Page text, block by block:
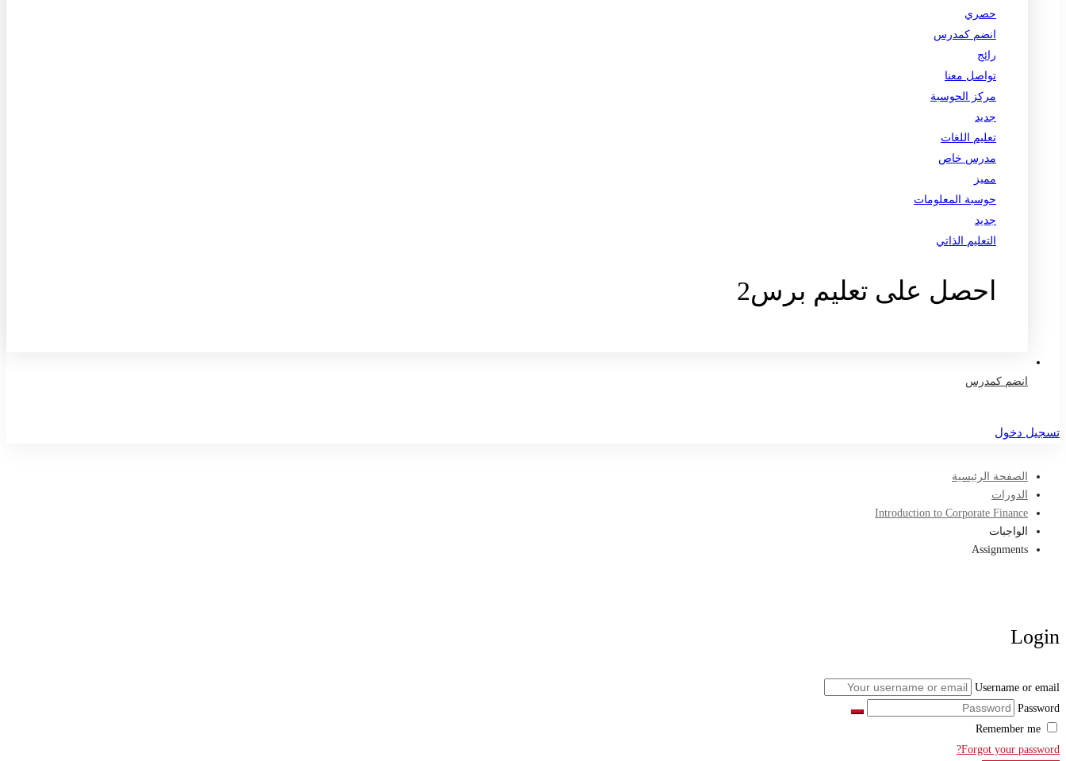
حصري
انضم كمدرس
رائج
تواصل معنا
مركز الحوسبة
جديد
تعليم اللغات
مدرس خاص
مميز
حوسبة المعلومات
جديد
التعليم الذاتي
احصل على تعليم برس2
انضم كمدرس
تسجيل دخول
الصفحة الرئيسية
الدورات
Introduction to Corporate Finance
الواجبات
Assignments
Login
Username or email
Password
Forgot your password?